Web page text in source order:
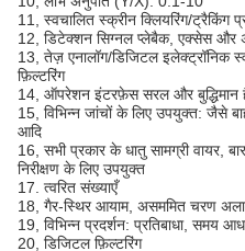
11, स्वचालित स्क्रीन क्लियरिंग/ट्रैकिंग
12, डिटेक्शन सिग्नल प्लेबैक, एक्सेस और
13, तेज़ एनालॉग/डिजिटल इलेक्ट्रॉनिक
फ़िल्टरिंग
14, ऑपरेशन इंटरफ़ेस सरल और
15, विभिन्न जांचों के लिए उपयुक्त: जैसे
आदि
16, सभी प्रकार के धातु सामग्री वायर,
निरीक्षण के लिए उपयुक्त
17. त्वरित संख्याएँ
18, गैर-स्थिर आयाम, असममित चरण
19, विभिन्न प्रदर्शन: प्रतिबाधा, समय
20, डिजिटल फ़िल्टरिंग